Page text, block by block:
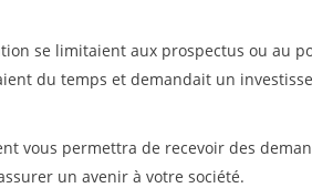
se limitaient aux prospectus ou au
du temps et demandait un
vous permettra de recevoir des
un avenir à votre société.